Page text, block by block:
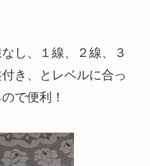
し、１線、２線、３
き、とレベルに合っ
で便利！